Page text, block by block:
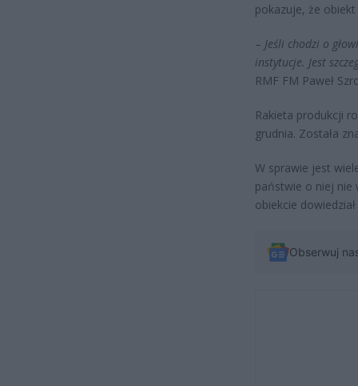
pokazuje, że
– Jeśli chodzi o
instytucje. Jest
RMF FM Paweł
Rakieta produkcji
grudnia. Została
W sprawie jest
państwie o niej nie
obiekcie
Obserwuj